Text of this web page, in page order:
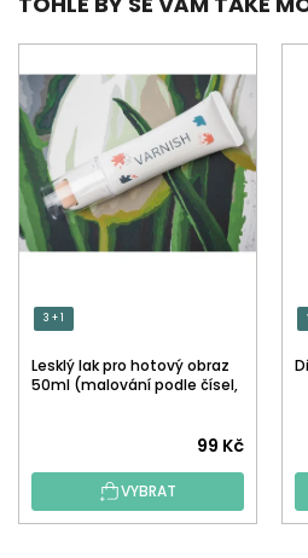
3 + 1
Lesklý lak pro hotový obraz
50ml (malování podle čísel,
hodnocení
produktu
je
99 Kč
VYBRAT